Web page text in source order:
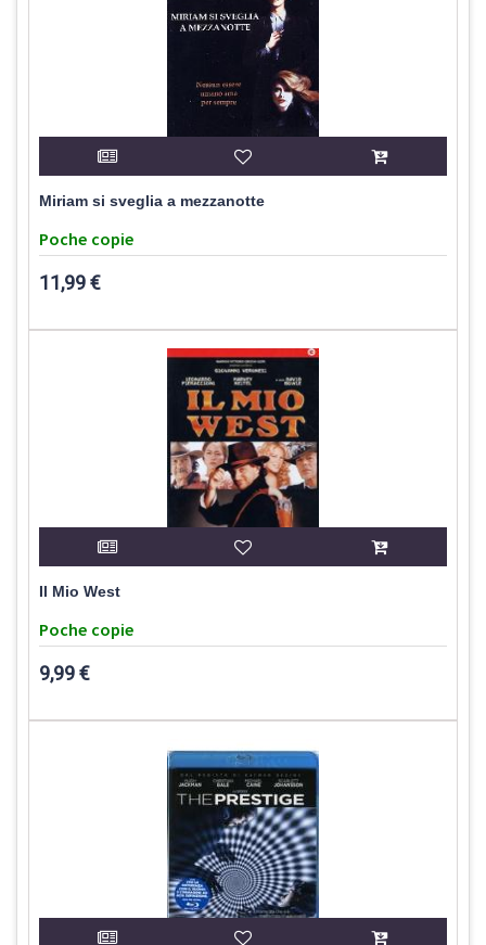
Miriam si sveglia a mezzanotte
Poche copie
11,99 €
Il Mio West
Poche copie
9,99 €